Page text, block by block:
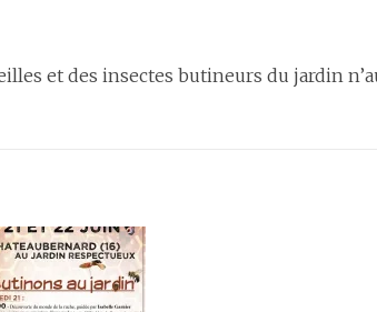
et des insectes butineurs du jardin